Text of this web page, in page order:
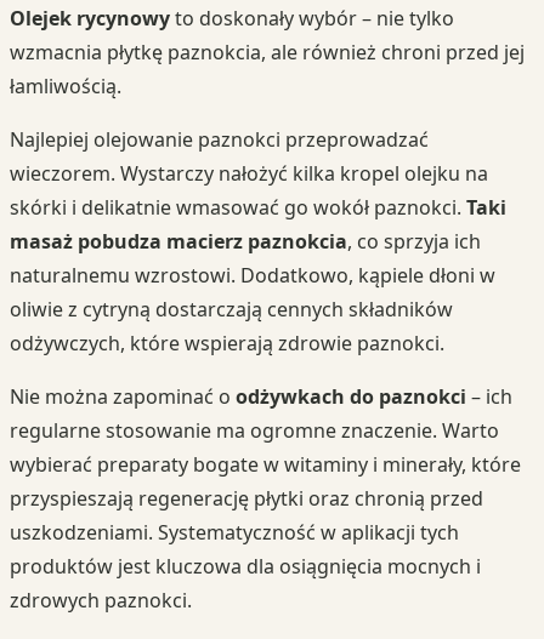
Olejek rycynowyto doskonały wybór – nie tylko
wzmacnia płytkę paznokcia, ale również chroni przed jej
łamliwością.
Najlepiej olejowanie paznokci przeprowadzać
wieczorem. Wystarczy nałożyć kilka kropel olejku na
skórki i delikatnie wmasować go wokół paznokci. Taki
masaż pobudza macierz paznokcia, co sprzyja ich
naturalnemu wzrostowi. Dodatkowo, kąpiele dłoni w
oliwie z cytryną dostarczają cennych składników
odżywczych, które wspierają zdrowie paznokci.
Nie można zapominać o odżywkach do paznokci – ich
regularne stosowanie ma ogromne znaczenie. Warto
wybierać preparaty bogate w witaminy i minerały, które
przyspieszają regenerację płytki oraz chronią przed
uszkodzeniami. Systematyczność w aplikacji tych
produktów jest kluczowa dla osiągnięcia mocnych i
zdrowych paznokci.